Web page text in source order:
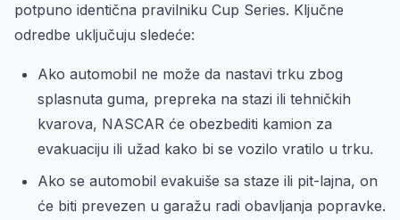
potpuno identična pravilniku Cup Series. Ključne
odredbe uključuju sledeće:
Ako automobil ne može da nastavi trku zbog
splasnuta guma, prepreka na stazi ili tehničkih
kvarova, NASCAR će obezbediti kamion za
evakuaciju ili užad kako bi se vozilo vratilo u trku.
Ako se automobil evakuiše sa staze ili pit-lajna, on
će biti prevezen u garažu radi obavljanja popravke.